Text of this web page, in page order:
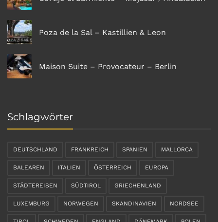
Poza de la Sal – Kastillien & Leon
Maison Suite – Provocateur – Berlin
Schlagwörter
DEUTSCHLAND FRANKREICH SPANIEN MALLORCA
BALEAREN ITALIEN ÖSTERREICH EUROPA
STÄDTEREISEN SÜDTIROL GRIECHENLAND
LUXEMBURG NORWEGEN SKANDINAVIEN NORDSEE